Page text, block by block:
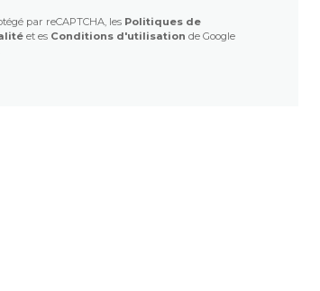
par reCAPTCHA, les Politiques de
et es Conditions d'utilisation de Google